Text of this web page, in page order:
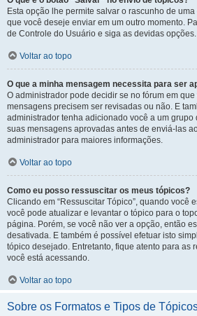
Esta opção lhe permite salvar o rascunho de
que você deseje enviar em um outro momento.
de Controle do Usuário e siga as devidas opções.
Voltar ao topo
O que a minha mensagem necessita para ser
O administrador pode decidir se no fórum em
mensagens precisem ser revisadas ou não. E
administrador tenha adicionado você a um grupo
suas mensagens aprovadas antes de enviá-las
administrador para maiores informações.
Voltar ao topo
Como eu posso ressuscitar os meus tópicos?
Clicando em “Ressuscitar Tópico”, quando você
você pode atualizar e levantar o tópico para o
página. Porém, se você não ver a opção, então
desativada. E também é possível efetuar isto
tópico desejado. Entretanto, fique atento para as
você está acessando.
Voltar ao topo
Sobre os Formatos e Tipos de